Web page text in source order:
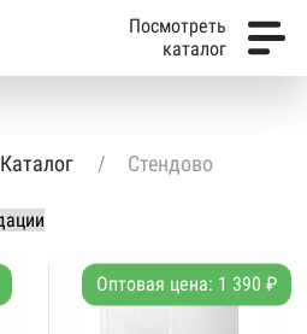
Посмотреть
каталог
Каталог Стендово
Оптовая цена: 1 390 ₽